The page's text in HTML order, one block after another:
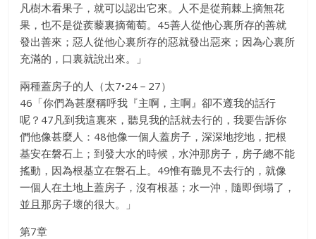
凡樹木看果子，就可以認出它來。人不是從荊棘上摘無花
果，也不是從蒺藜裏摘葡萄。45善人從他心裏所存的善就
發出善來；惡人從他心裏所存的惡就發出惡來；因為心裏所
充滿的，口裏就說出來。」
兩種蓋房子的人（太7•24－27）
46「你們為甚麼稱呼我『主啊，主啊』卻不遵我的話行
呢？47凡到我這裏來，聽見我的話就去行的，我要告訴你
們他像甚麼人：48他像一個人蓋房子，深深地挖地，把根
基安在磐石上；到發大水的時候，水沖那房子，房子總不能
搖動，因為根基立在磐石上。49惟有聽見不去行的，就像
一個人在土地上蓋房子，沒有根基；水一沖，隨即倒塌了，
並且那房子壞的很大。」
第7章